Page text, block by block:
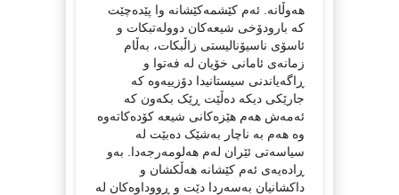
هەوڵانە. ئەم کێشمەکێشانە وا پێدەچێت
کە بارودۆخی شیعەکان دوولەتبکات و
ئاسۆی ناسیۆنالیستی زاڵبکات، بەڵام
زمانەی ئامانی خۆیان لە فەتوا و
ڕاگەیاندنی سیستانیدا دۆزییەوە کە
جارێکی دیکە دەڵێت ڕێک بکەون کە
ئەمەش هەم هێزەکانی شیعە کۆدەکاتەوە
وە هەم بە ناچار بەشێک دەبێت لە
سیاسەتی ئێران لەم هەلومەرجەدا. بەو
ڕادەیەی ئەم کێشانە هەڵکشان و
داکشانیان بەسەردا دێت و ڕووداوەکان لە